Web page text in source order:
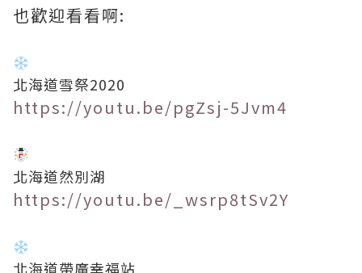
也歡迎看看啊:
北海道雪祭2020
https://youtu.be/pgZsj-5Jvm4
北海道然別湖
https://youtu.be/_wsrp8tSv2Y
北海道帶廣幸福站